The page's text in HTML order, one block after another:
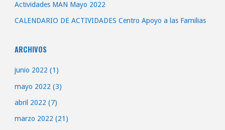
Actividades MAN Mayo 2022
CALENDARIO DE ACTIVIDADES Centro Apoyo a las Familias
ARCHIVOS
junio 2022 (1)
mayo 2022 (3)
abril 2022 (7)
marzo 2022 (21)